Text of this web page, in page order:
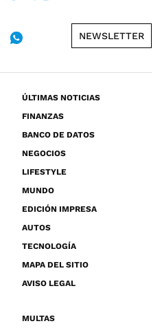
NEWSLETTER
ÚLTIMAS NOTICIAS
FINANZAS
BANCO DE DATOS
NEGOCIOS
LIFESTYLE
MUNDO
EDICIÓN IMPRESA
AUTOS
TECNOLOGÍA
MAPA DEL SITIO
AVISO LEGAL
MULTAS